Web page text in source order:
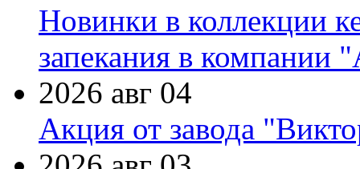
Новинки в коллекции
запекания в компании
2026 авг 04
Акция от завода